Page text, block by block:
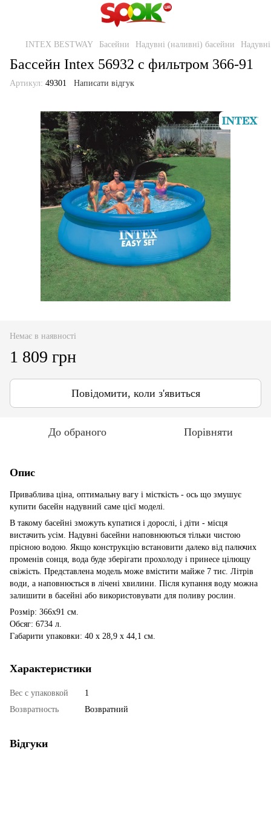
INTEX BESTWAY Басейни Надувні (наливні) басейни
Бассейн Intex 56932 с фильтром 366-91
Артикул: 49301 Написати відгук
Немає в наявності
1 809 грн
Повідомити, коли з'явиться
До обраного Порівняти
Опис
Приваблива ціна, оптимальну вагу і місткість - ось що змушує
купити басейн надувний саме цієї моделі.
В такому басейні зможуть купатися і дорослі, і діти - місця
вистачить усім. Надувні басейни наповнюються тільки чистою
прісною водою. Якщо конструкцію встановити далеко від палючих
променів сонця, вода буде зберігати прохолоду і принесе цілющу
свіжість. Представлена ​​модель може вмістити майже 7 тис. Літрів
води, а наповнюється в лічені хвилини. Після купання воду можна
залишити в басейні або використовувати для поливу рослин.
Розмір: 366х91 см.
Обсяг: 6734 л.
Габарити упаковки: 40 х 28,9 х 44,1 см.
Характеристики
Вес с упаковкой
1
Возвратность
Возвратний
Відгуки